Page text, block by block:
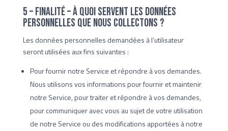
5 – Finalité – À quoi servent les données
personnelles que nous collectons ?
Les données personnelles demandées à l’utilisateur
seront utilisées aux fins suivantes :
Pour fournir notre Service et répondre à vos demandes.
Nous utilisons vos informations pour fournir et maintenir
notre Service, pour traiter et répondre à vos demandes,
pour communiquer avec vous au sujet de votre utilisation
de notre Service ou des modifications apportées à notre